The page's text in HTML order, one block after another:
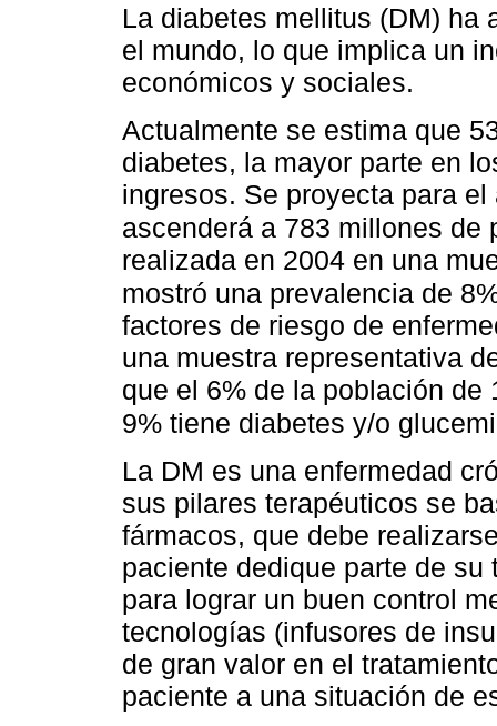
La diabetes mellitus (DM) ha
el mundo, lo que implica un
económicos y sociales.
Actualmente se estima que
diabetes, la mayor parte en
ingresos. Se proyecta para
ascenderá a 783 millones de
realizada en 2004 en una
mostró una prevalencia de
factores de riesgo de
una muestra representativa
que el 6% de la población
9% tiene diabetes y/o
La DM es una enfermedad
sus pilares terapéuticos se
fármacos, que debe
paciente dedique parte de
para lograr un buen control
tecnologías (infusores de
de gran valor en el
paciente a una situación de